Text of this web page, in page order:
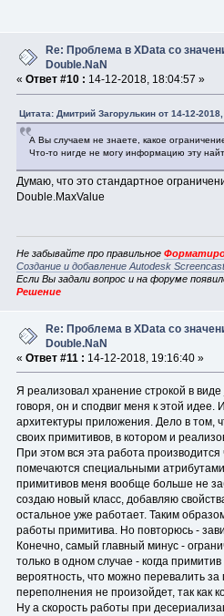
Re: Проблема в XData со
Double.NaN
« Ответ #10 : 14-12-2018, 18:04:57 »
Цитата: Дмитрий Загорулькин от 14-12-
А Вы случаем не знаете, какое
Что-то нигде не могу информацию эту
Думаю, что это стандартное
Double.MaxValue
Не забывайте про правильное
Создание и добавление Autodesk
Если Вы задали вопрос и на форуме
Решение
Re: Проблема в XData со
Double.NaN
« Ответ #11 : 14-12-2018, 19:16:40 »
Я реализовал хранение строкой в
говоря, он и сподвиг меня к этой
архитектуры приложения. Дело в том,
своих примитивов, в котором и
При этом вся эта работа
помечаются специальными
примитивов меня вообще больше не
создаю новый класс, добавляю
остальное уже работает. Таким
работы примитива. Но повторюсь -
Конечно, самый главный минус -
только в одном случае - когда
вероятность, что можно перевалить
переполнения не произойдет, так как
Ну а скорость работы при